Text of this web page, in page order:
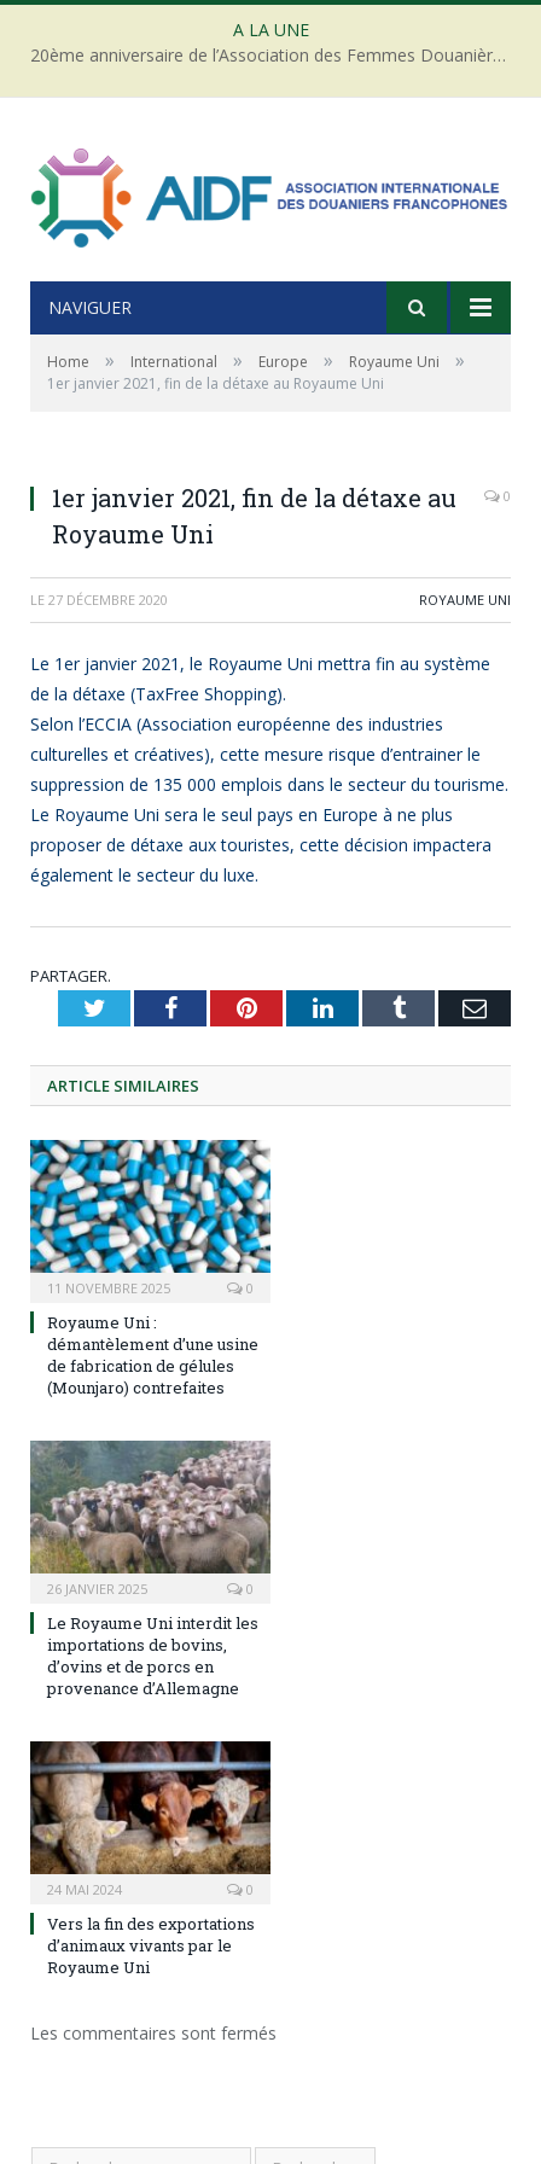
A LA UNE
20ème anniversaire de l’Association des Femmes Douanières de Côte d’ivoire
NAVIGUER
Home » International » Europe » Royaume Uni »
1er janvier 2021, fin de la détaxe au Royaume Uni
1er janvier 2021, fin de la détaxe au
Royaume Uni
0
LE 27 DÉCEMBRE 2020 ROYAUME UNI
Le 1er janvier 2021, le Royaume Uni mettra fin au système
de la détaxe (TaxFree Shopping).
Selon l’ECCIA (Association européenne des industries
culturelles et créatives), cette mesure risque d’entrainer le
suppression de 135 000 emplois dans le secteur du tourisme.
Le Royaume Uni sera le seul pays en Europe à ne plus
proposer de détaxe aux touristes, cette décision impactera
également le secteur du luxe.
PARTAGER.
TwitterFacebookPinterestLinkedInTumblr
ARTICLE SIMILAIRES
11 NOVEMBRE 2025 0
Royaume Uni :
démantèlement d’une usine
de fabrication de gélules
(Mounjaro) contrefaites
26 JANVIER 2025 0
Le Royaume Uni interdit les
importations de bovins,
d’ovins et de porcs en
provenance d’Allemagne
24 MAI 2024 0
Vers la fin des exportations
d’animaux vivants par le
Royaume Uni
Les commentaires sont fermés